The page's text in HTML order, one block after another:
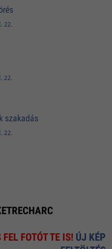
22.
22.
szakadás
22.
FEL FOTÓT TE IS! ÚJ KÉP